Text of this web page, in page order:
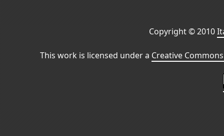
Copyright © 2010
This work is licensed under a Creative